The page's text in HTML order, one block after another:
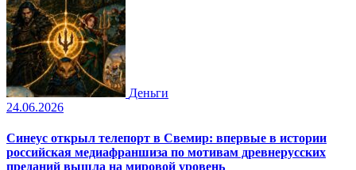
Деньги
24.06.2026
Синеус открыл телепорт в Свемир: впервые в истории
российская медиафраншиза по мотивам древнерусских
преданий вышла на мировой уровень